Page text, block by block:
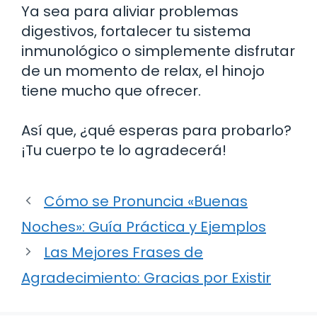
Ya sea para aliviar problemas
digestivos, fortalecer tu sistema
inmunológico o simplemente disfrutar
de un momento de relax, el hinojo
tiene mucho que ofrecer.
Así que, ¿qué esperas para probarlo?
¡Tu cuerpo te lo agradecerá!
Cómo se Pronuncia «Buenas
Noches»: Guía Práctica y Ejemplos
Las Mejores Frases de
Agradecimiento: Gracias por Existir